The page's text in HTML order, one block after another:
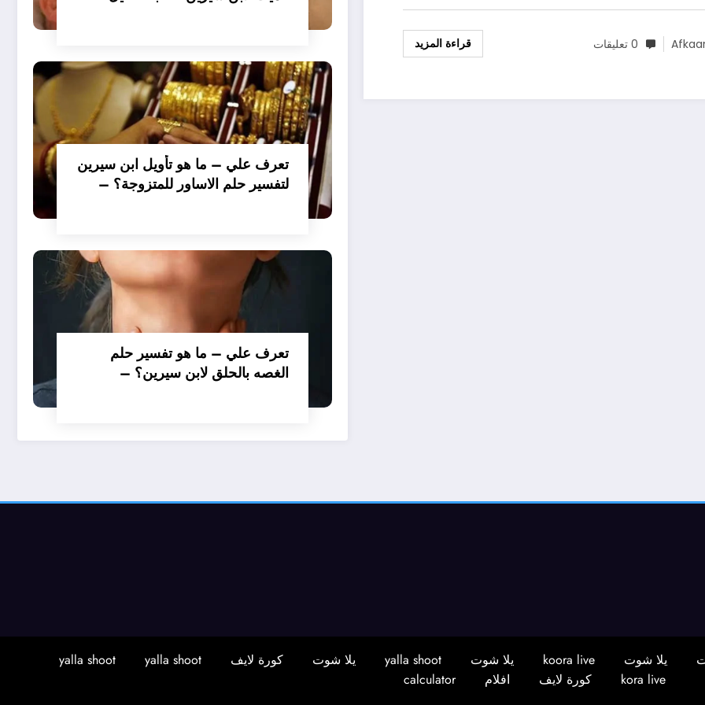
0 تعليقات قراءة المزيد
تعرف علي – ما هو تأويل ابن سيرين
لتفسير حلم الاساور للمتزوجة؟ –
تعرف علي – ما هو تفسير حلم
الغصه بالحلق لابن سيرين؟ –
يلا شوت koora live يلا شوت yalla shoot يلا شوت كورة لايف yalla shoot
yalla shoot
kora live
كورة لايف افلام calculator